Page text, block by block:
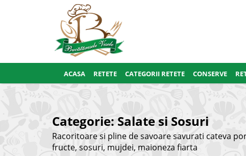
ACASA RETETE CATEGORII RETETE CONSERVE
Categorie: Salate si Sosuri
Racoritoare si pline de savoare savurati cateva
fructe, sosuri, mujdei, maioneza fiarta